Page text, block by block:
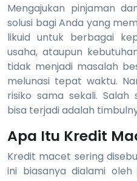
Mengajukan pinjaman
solusi bagi Anda yang
likuid untuk berbagai
usaha, ataupun
tidak menjadi masalah
melunasi tepat waktu.
risiko sama sekali.
bisa terjadi adalah
Apa Itu Kredit
Kredit macet sering
ini biasanya dialami